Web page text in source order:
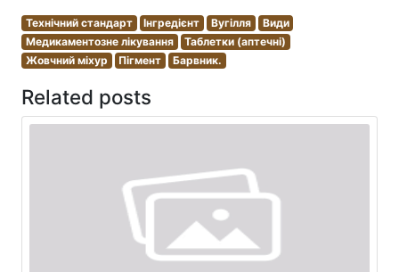
Технічний стандарт Інгредієнт Вугілля
Види
Медикаментозне лікування
Таблетки (аптечні)
Жовчний міхур
Пігмент Барвник.
Related posts